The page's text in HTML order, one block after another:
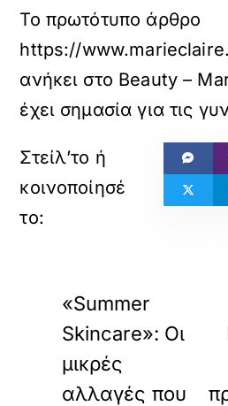
Το πρωτότυπο άρθρο
https://
ανήκει στο Beauty –
έχει σημασία για τις
«Summer
Skincare»: Οι
μικρές
αλλαγές που